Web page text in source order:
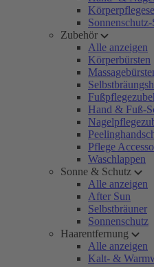
Sonnenschutz-
Zubehör
Alle anzeigen
Körperbürsten
Hand & Fuß-
Pflege
Waschlappen
Sonne & Schutz
Alle anzeigen
After Sun
Selbstbräuner
Sonnenschutz
Haarentfernung
Alle anzeigen
Kalt- &